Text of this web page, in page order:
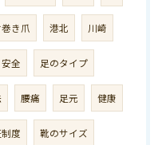
き爪 港北 川崎
安全 足のタイプ
腰痛 足元 健康
度 靴のサイズ